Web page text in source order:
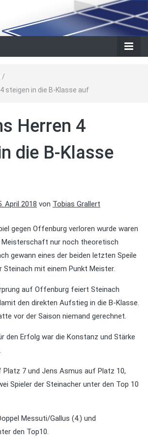
/
steigen in die B-Klasse auf
Herren 4
die B-Klasse
April 2018 von Tobias Grallert
gegen Offenburg verloren wurde waren
Meisterschaft nur noch theoretisch
gewann eines der beiden letzten Speile
Steinach mit einem Punkt Meister.
auf Offenburg feiert Steinach
den direkten Aufstieg in die B-Klasse.
vor der Saison niemand gerechnet.
den Erfolg war die Konstanz und Stärke
7 und Jens Asmus auf Platz 10,
Spieler der Steinacher unter den Top 10
Messuti/Gallus (4.) und
den Top10.